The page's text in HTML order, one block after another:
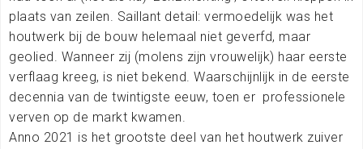
plaats van zeilen. Saillant detail: vermoedelijk was het
houtwerk bij de bouw helemaal niet geverfd, maar
geolied. Wanneer zij (molens zijn vrouwelijk) haar eerste
verflaag kreeg, is niet bekend. Waarschijnlijk in de eerste
decennia van de twintigste eeuw, toen er professionele
verven op de markt kwamen.
Anno 2021 is het grootste deel van het houtwerk zuiver